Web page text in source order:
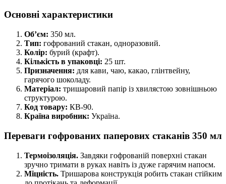
Основні характеристики
Об’єм: 350 мл.
Тип: гофрований стакан, одноразовий.
Колір: бурий (крафт).
Кількість в упаковці: 25 шт.
Призначення: для кави, чаю, какао, глінтвейну,
гарячого шоколаду.
Матеріал: тришаровий папір із хвилястою зовнішньою
структурою.
Код товару: КВ-90.
Країна виробник: Україна.
Переваги гофрованих паперових стаканів 350 мл
Термоізоляція. Завдяки гофрованій поверхні стакан
зручно тримати в руках навіть із дуже гарячим напоєм.
Міцність. Тришарова конструкція робить стакан стійким